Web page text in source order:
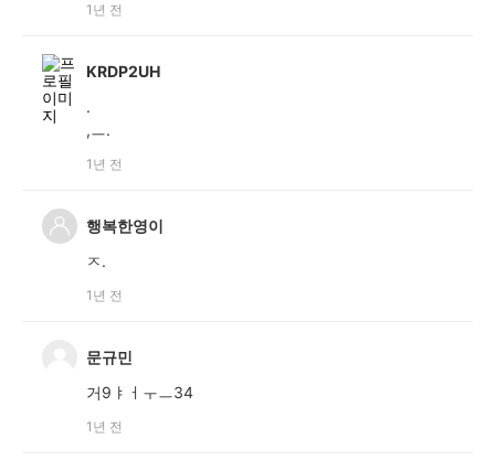
1년 전
KRDP2UH
.
,ㅡ.
1년 전
행복한영이
ㅈ.
1년 전
문규민
거9ㅑㅓㅜㅡ34
1년 전